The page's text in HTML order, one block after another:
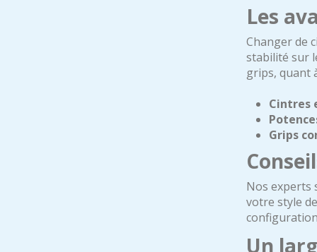
Les
Changer de
stabilité sur
grips, quant
Cintres
Grips
Nos experts
votre style
Un